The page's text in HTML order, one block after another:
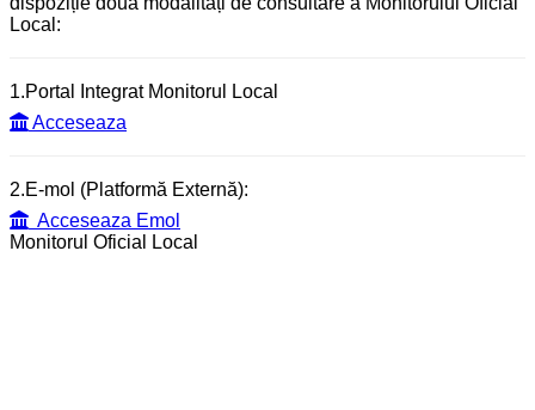
Local:
1.Portal Integrat Monitorul Local
Acceseaza
2.E-mol (Platformă Externă):
Acceseaza Emol
Monitorul Oficial Local